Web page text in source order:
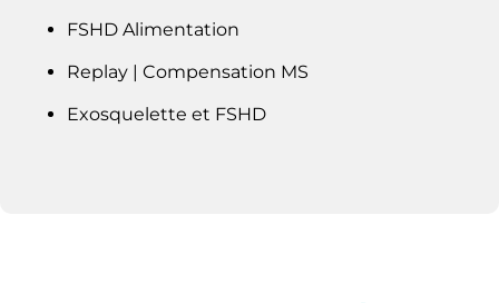
FSHD Alimentation
Replay | Compensation MS
Exosquelette et FSHD